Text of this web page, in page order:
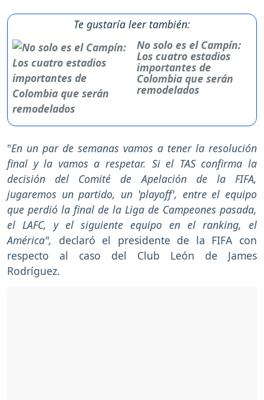
Te gustaría leer también:
No solo es el Campín:
Los cuatro estadios
importantes de
Colombia que serán
remodelados
"En un par de semanas vamos a tener la resolución
final y la vamos a respetar. Si el TAS confirma la
decisión del Comité de Apelación de la FIFA,
jugaremos un partido, un 'playoff', entre el equipo
que perdió la final de la Liga de Campeones pasada,
el LAFC, y el siguiente equipo en el ranking, el
América", declaró el presidente de la FIFA con
respecto al caso del Club León de James
Rodríguez.